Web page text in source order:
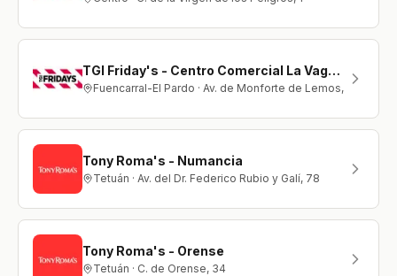
TGI Friday's - Centro Comercial La Vaguada
Fuencarral-El Pardo · Av. de Monforte de Lemos, 36
Tony Roma's - Numancia
Tetuán · Av. del Dr. Federico Rubio y Galí, 78
Tony Roma's - Orense
Tetuán · C. de Orense, 34